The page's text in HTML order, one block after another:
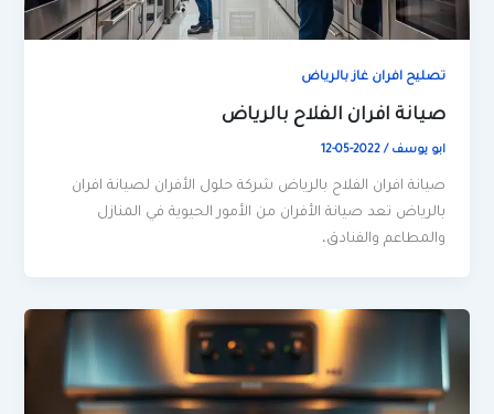
تصليح افران غاز بالرياض
صيانة افران الفلاح بالرياض
ابو يوسف/
2022-05-12
صيانة افران الفلاح بالرياض شركة حلول الأفران لصيانة افران
بالرياض تعد صيانة الأفران من الأمور الحيوية في المنازل
والمطاعم والفنادق،